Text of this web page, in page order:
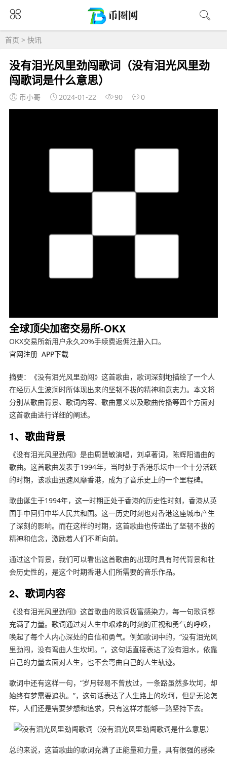
首页 > 快讯
没有泪光风里劲闯歌词（没有泪光风里劲
闯歌词是什么意思）
币小哥 2024-01-22 90 0
全球顶尖加密交易所-OKX
OKX交易所新用户永久20%手续费返佣注册入口。
官网注册 APP下载
摘要：《没有泪光风里劲闯》这首歌曲，歌词深刻地描绘了一个人
在经历人生波澜时所体现出来的坚韧不拔的精神和意志力。本文将
分别从歌曲背景、歌词内容、歌曲意义以及歌曲传播等四个方面对
这首歌曲进行详细的阐述。
1、歌曲背景
《没有泪光风里劲闯》是由周慧敏演唱，刘卓著词，陈辉阳谱曲的
歌曲。这首歌曲发表于1994年，当时处于香港乐坛中一个十分活跃
的时期，该歌曲迅速风靡香港，成为了音乐史上的一个里程碑。
歌曲诞生于1994年，这一时期正处于香港的历史性时刻，香港从英
国手中回归中华人民共和国。这一历史时刻也对香港这座城市产生
了深刻的影响。而在这样的时期，这首歌曲也传递出了坚韧不拔的
精神和信念，激励着人们不断向前。
通过这个背景，我们可以看出这首歌曲的出现时具有时代背景和社
会历史性的，是这个时期香港人们所需要的音乐作品。
2、歌词内容
《没有泪光风里劲闯》这首歌曲的歌词极富感染力，每一句歌词都
充满了力量。歌词通过对人生中艰难的时刻的正视和勇气的呼唤，
唤起了每个人内心深处的自信和勇气。例如歌词中的，“没有泪光风
里劲闯，没有弯曲人生坎坷。”，这句话直接表达了没有泪水，依靠
自己的力量去面对人生，也不会弯曲自己的人生轨迹。
歌词中还有这样一句，“岁月轻易不曾放过，一条路虽然多坎坷，却
始终有梦需要追执。”，这句话表达了人生路上的坎坷，但是无论怎
样，人们还是需要梦想和追求，只有这样才能够一路坚持下去。
总的来说，这首歌曲的歌词充满了正能量和力量，具有很强的感染